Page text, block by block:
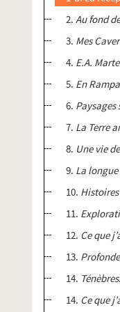
2. Au fond
3. Mes
4. E.A.
5. En
6.
7. La Terre
8. Une vie
9. La
10.
11.
12. Ce que
13.
14. Ténèbres
14. Ce que